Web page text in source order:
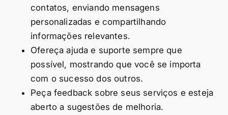
contatos, enviando mensagens
personalizadas e compartilhando
informações relevantes.
Ofereça ajuda e suporte sempre que
possível, mostrando que você se importa
com o sucesso dos outros.
Peça feedback sobre seus serviços e esteja
aberto a sugestões de melhoria.